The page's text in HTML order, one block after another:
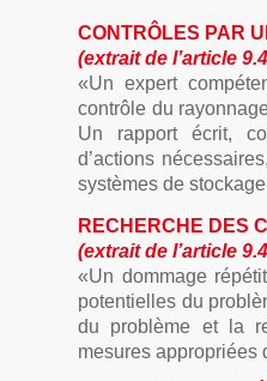
CONTRÔLES PAR
(extrait de l’article
«Un expert
contrôle du
Un rapport écrit,
d’actions
systèmes de
RECHERCHE DES
(extrait de l’article
«Un dommage
potentielles du
du problème et la
mesures appropriées